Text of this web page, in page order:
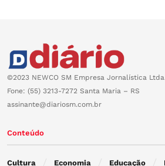
©2023 NEWCO SM Empresa Jornalística
Fone: (55) 3213-7272 Santa Maria – RS
assinante@diariosm.com.br
Conteúdo
Cultura Economia Educação